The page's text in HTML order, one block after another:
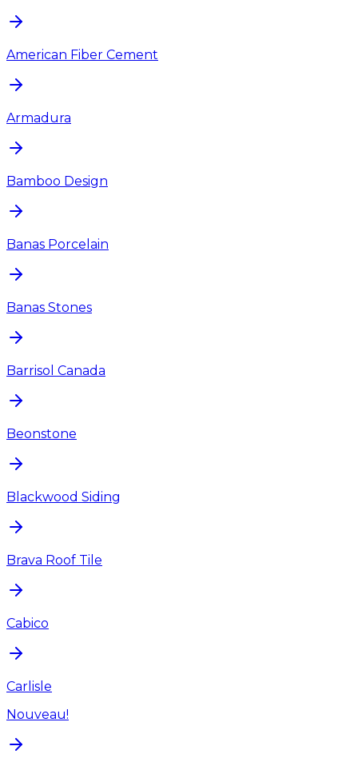
American Fiber Cement
Armadura
Bamboo Design
Banas Porcelain
Banas Stones
Barrisol Canada
Beonstone
Blackwood Siding
Brava Roof Tile
Cabico
Carlisle
Nouveau!